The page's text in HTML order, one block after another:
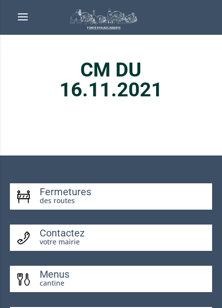
CM DU
16.11.2021
Fermetures
des routes
Contactez
votre mairie
Menus
cantine